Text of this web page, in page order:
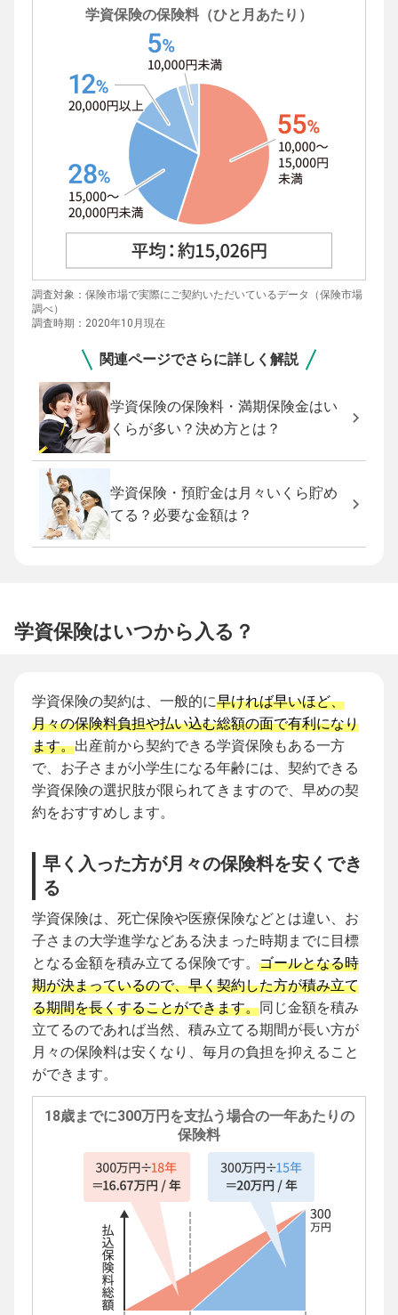
学資保険の保険料（ひと月あたり）
調査対象：保険市場で実際にご契約いただいているデータ（保険市場
調べ）
調査時期：2020年10月現在
関連ページでさらに詳しく解説
学資保険の保険料・満期保険金はい
くらが多い？決め方とは？
学資保険・預貯金は月々いくら貯め
てる？必要な金額は？
学資保険はいつから入る？
学資保険の契約は、一般的に早ければ早いほど、
月々の保険料負担や払い込む総額の面で有利になり
ます。出産前から契約できる学資保険もある一方
で、お子さまが小学生になる年齢には、契約できる
学資保険の選択肢が限られてきますので、早めの契
約をおすすめします。
早く入った方が月々の保険料を安くでき
る
学資保険は、死亡保険や医療保険などとは違い、お
子さまの大学進学などある決まった時期までに目標
となる金額を積み立てる保険です。 ゴールとなる時
期が決まっているので、早く契約した方が積み立て
る期間を長くすることができます。同じ金額を積み
立てるのであれば当然、積み立てる期間が長い方が
月々の保険料は安くなり、毎月の負担を抑えること
ができます。
18歳までに300万円を支払う場合の一年あたりの
保険料